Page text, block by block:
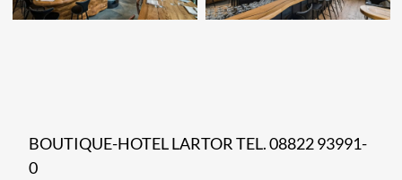
BOUTIQUE-HOTEL LARTOR TEL. 08822 93991-
0